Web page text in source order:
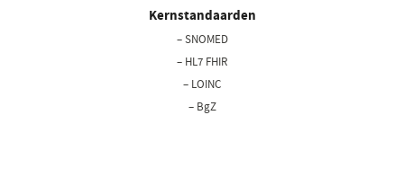
Kernstandaarden
– SNOMED
– HL7 FHIR
– LOINC
– BgZ